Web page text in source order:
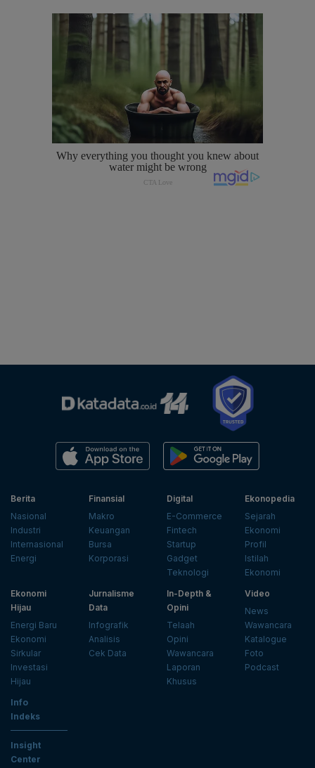
Berita
Nasional
Industri
Internasional
Energi
Finansial
Makro
Keuangan
Bursa
Korporasi
Digital
E-Commerce
Fintech
Startup
Gadget
Teknologi
Ekonopedia
Sejarah
Ekonomi
Profil
Istilah
Ekonomi
Ekonomi
Hijau
Energi Baru
Ekonomi
Sirkular
Investasi
Hijau
Jurnalisme
Data
Infografik
Analisis
Cek Data
In-Depth &
Opini
Telaah
Opini
Wawancara
Laporan
Khusus
Video
News
Wawancara
Katalogue
Foto
Podcast
Info
Indeks
Insight
Center